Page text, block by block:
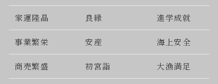
家運隆晶 良縁 進学成就
事業繁栄 安産 海上安全
商売繁盛 初宮詣 大漁満足